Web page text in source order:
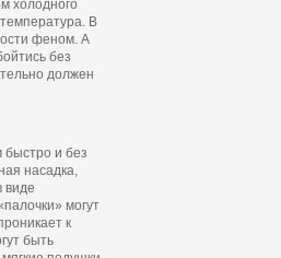
холодного
В
феном. А
без
должен
и без
насадка,
виде
могут
к
быть